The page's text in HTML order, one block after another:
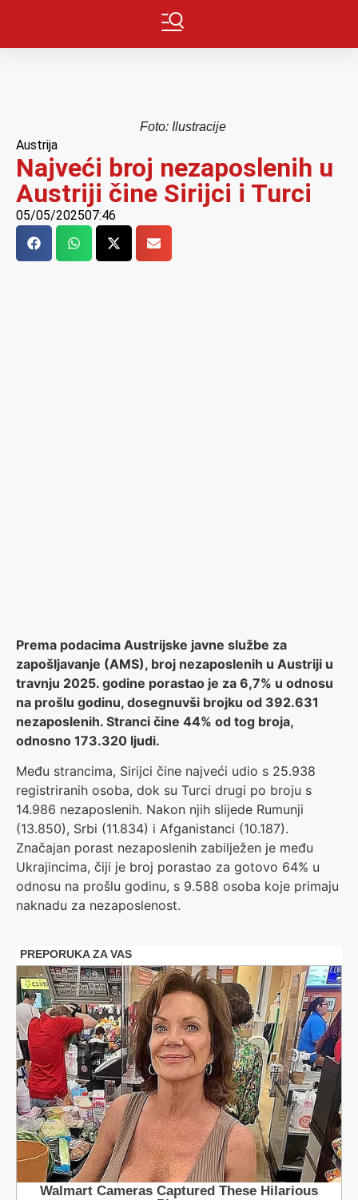
Foto: Ilustracije
Austrija
Najveći broj nezaposlenih u
Austriji čine Sirijci i Turci
05/05/202507:46
Prema podacima Austrijske javne službe za
zapošljavanje (AMS), broj nezaposlenih u Austriji u
travnju 2025. godine porastao je za 6,7% u odnosu
na prošlu godinu, dosegnuvši brojku od 392.631
nezaposlenih. Stranci čine 44% od tog broja,
odnosno 173.320 ljudi.
Među strancima, Sirijci čine najveći udio s 25.938
registriranih osoba, dok su Turci drugi po broju s
14.986 nezaposlenih. Nakon njih slijede Rumunji
(13.850), Srbi (11.834) i Afganistanci (10.187).
Značajan porast nezaposlenih zabilježen je među
Ukrajincima, čiji je broj porastao za gotovo 64% u
odnosu na prošlu godinu, s 9.588 osoba koje primaju
naknadu za nezaposlenost.